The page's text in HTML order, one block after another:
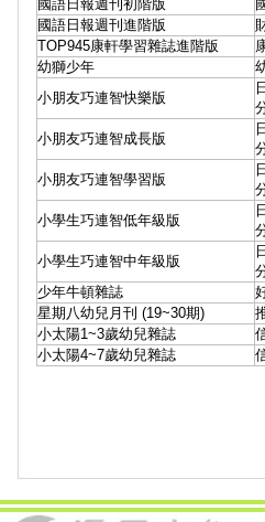
國語日報週刊初階版
國語日報週刊進階版
TOP945康軒學習雜誌進階版
幼獅少年
小朋友巧連智快樂版
小朋友巧連智成長版
小朋友巧連智學習版
小學生巧連智低年級版
小學生巧連智中年級版
少年牛頓雜誌
星期八幼兒月刊 (19~30期)
小太陽1~3歲幼兒雜誌
小太陽4~7歲幼兒雜誌